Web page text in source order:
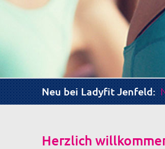
Neu bei Ladyfit Jenfeld:
Herzlich